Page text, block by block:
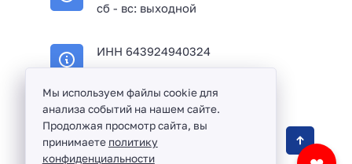
сб - вс: выходной
ИНН 643924940324
Оптовая продажа сантехники и комплектующих
в Балаково и Саратовской области ©
Мы используем файлы cookie для
анализа событий на нашем сайте.
Продолжая просмотр сайта, вы
принимаете политику
конфиденциальности